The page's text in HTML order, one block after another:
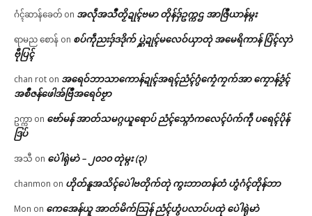
ဂံၚ်ဆာန်ခေတ် on အလဵုအသဳတၟိဍုၚ်ဗမာ တိုန်ဒှ်ဥက္ကဌ အာဇြဳယာန်မ္ဂး
ရာမည စောန် on စပ်ကဵုညးဒှ်ဒဒိုက် ပ္ဋဲဍုၚ်မလေဝ်ယှာတုဲ အမေရိကာန် ပြံၚ်လှာဲ
ဗီုပြၚ်
chan rot on အရေဝ်ဘာသာကောန်ဍုၚ်အရၚ်ညံၚ်ဂွံကၠေံကၠက်အာ ကၠောန်ဒၟံၚ်
အစဳဇန်ဖေါအ်ဗြဳအရေဝ်ဗၟာ
ဥက္ကာ on ဗော်မန် အာတ်သမဂ္ဂယူရောပ် ညံၚ်သ္ဂောံကလေၚ်ပံက်ကဵု ပရေၚ်ပိုန်
ဒြပ်
အသီ on ပေဲါရုဲမာဲ – ၂၀၁၀ တုဲမ္ဂး (၃)
chanmon on ဟိုတ်နူအသိၚ်ပေဲါဗတိုက်တုဲ ကွးဘာတန်တံ ဟွံဂံၚ်တိုန်ဘာ
Mon on ကေအေန်ယူ အာတ်မိက်သြန် ညံၚ်ဟွံပလာပ်ပထုဲ ပေဲါရုဲမာဲ